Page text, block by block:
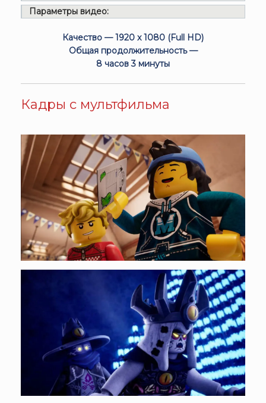
Параметры видео:
Качество — 1920 x 1080 (Full HD)
Общая продолжительность —
8 часов 3 минуты
Кадры с мультфильма